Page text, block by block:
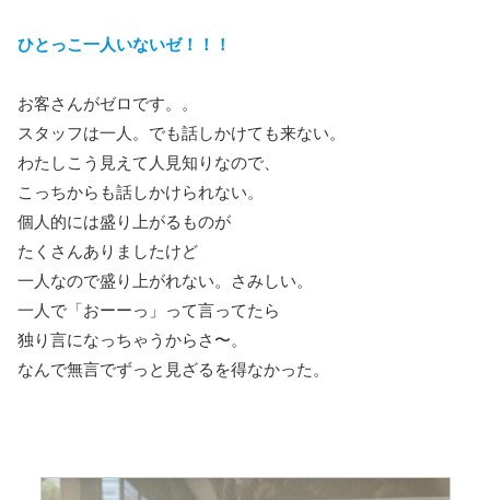
ひとっこ一人いないゼ！！！
お客さんがゼロです。。
スタッフは一人。でも話しかけても来ない。
わたしこう見えて人見知りなので、
こっちからも話しかけられない。
個人的には盛り上がるものが
たくさんありましたけど
一人なので盛り上がれない。さみしい。
一人で「おーーっ」って言ってたら
独り言になっちゃうからさ〜。
なんで無言でずっと見ざるを得なかった。